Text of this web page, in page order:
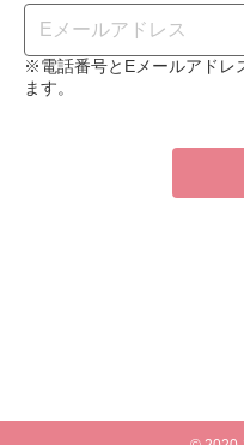
※電話番号とEメールアドレ
ます。